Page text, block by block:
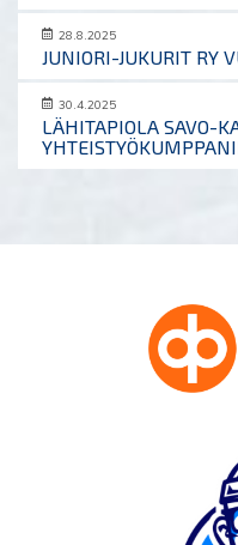
28.8.2025
JUNIORI-JUKURIT RY
30.4.2025
LÄHITAPIOLA SAVO-